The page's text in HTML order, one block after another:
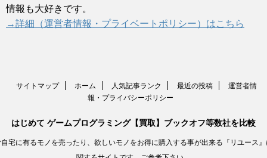
情報も大好きです。
→詳細（運営者情報・プライベートポリシー）はこちら
サイトマップ ホーム 人気記事ランク 最近の投稿
運営者情
報・プライバシーポリシー
はじめて ゲームプログラミング【買取】ブックオフ等数社を比較
宅に有るモノを売ったり、欲しいモノをお得に購入する事が出来る『リユース